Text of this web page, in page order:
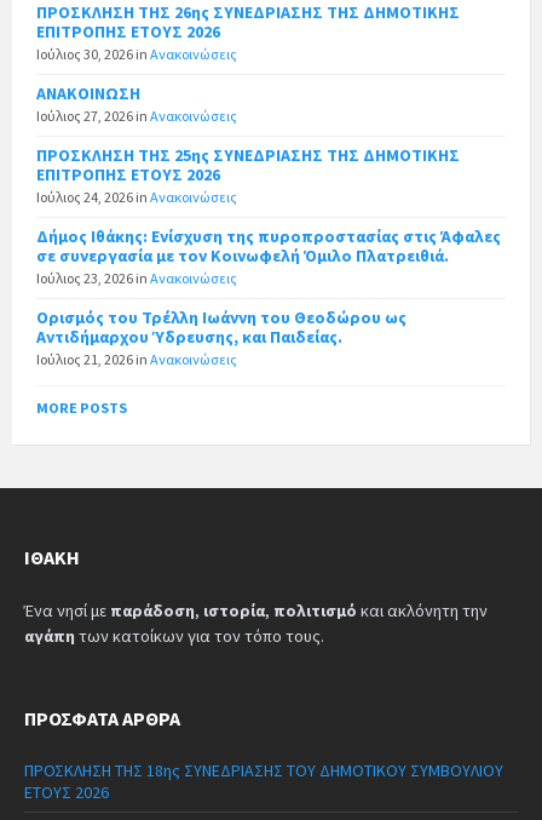
ΠΡΟΣΚΛΗΣΗ ΤΗΣ 26ης ΣΥΝΕΔΡΙΑΣΗΣ ΤΗΣ ΔΗΜΟΤΙΚΗΣ
ΕΠΙΤΡΟΠΗΣ ΕΤΟΥΣ 2026
Ιούλιος 30, 2026 in Ανακοινώσεις
ΑΝΑΚΟΙΝΩΣΗ
Ιούλιος 27, 2026 in Ανακοινώσεις
ΠΡΟΣΚΛΗΣΗ ΤΗΣ 25ης ΣΥΝΕΔΡΙΑΣΗΣ ΤΗΣ ΔΗΜΟΤΙΚΗΣ
ΕΠΙΤΡΟΠΗΣ ΕΤΟΥΣ 2026
Ιούλιος 24, 2026 in Ανακοινώσεις
Δήμος Ιθάκης: Ενίσχυση της πυροπροστασίας στις Άφαλες
σε συνεργασία με τον Κοινωφελή Όμιλο Πλατρειθιά.
Ιούλιος 23, 2026 in Ανακοινώσεις
Ορισμός του Τρέλλη Ιωάννη του Θεοδώρου ως
Αντιδήμαρχου Ύδρευσης, και Παιδείας.
Ιούλιος 21, 2026 in Ανακοινώσεις
MORE POSTS
ΙΘΆΚΗ
Ένα νησί με παράδοση, ιστορία, πολιτισμό και ακλόνητη την
αγάπη των κατοίκων για τον τόπο τους.
ΠΡΌΣΦΑΤΑ ΆΡΘΡΑ
ΠΡΟΣΚΛΗΣΗ ΤΗΣ 18ης ΣΥΝΕΔΡΙΑΣΗΣ ΤΟΥ ΔΗΜΟΤΙΚΟΥ ΣΥΜΒΟΥΛΙΟΥ
ΕΤΟΥΣ 2026